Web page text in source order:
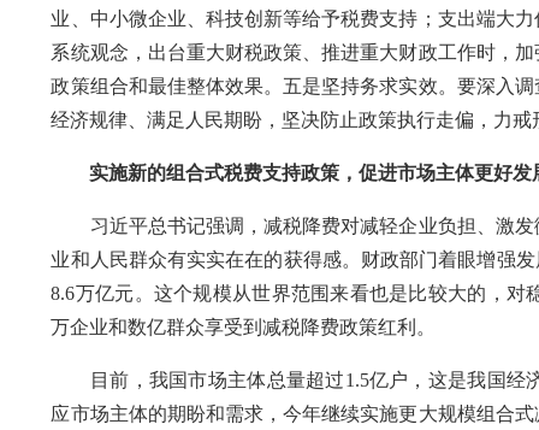
业、中小微企业、科技创新等给予税费支持；支出端大
系统观念，出台重大财税政策、推进重大财政工作时，
政策组合和最佳整体效果。五是坚持务求实效。要深入
经济规律、满足人民期盼，坚决防止政策执行走偏，力
实施新的组合式税费支持政策，促进市场主体更好发
习近平总书记强调，减税降费对减轻企业负担、激发
业和人民群众有实实在在的获得感。财政部门着眼增强
8.6万亿元。这个规模从世界范围来看也是比较大的，
万企业和数亿群众享受到减税降费政策红利。
目前，我国市场主体总量超过1.5亿户，这是我国经
应市场主体的期盼和需求，今年继续实施更大规模组合